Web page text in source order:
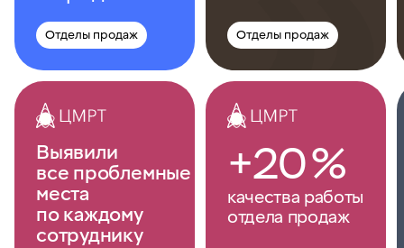
Отделы продаж Отделы продаж
Выявили
все проблемные
места
по каждому
сотруднику
+20 %
качества работы
отдела продаж